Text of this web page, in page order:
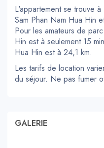
L'appartement se trouve
Sam Phan Nam Hua Hin
Pour les amateurs de
Hin est à seulement 15
Hua Hin est à 24,1 km.
Les tarifs de location
du séjour. Ne pas fumer
GALERIE